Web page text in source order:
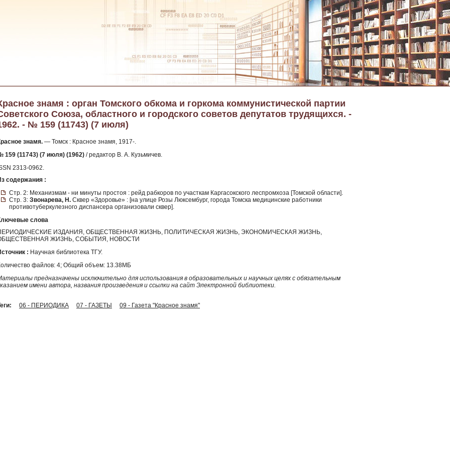
знамя : орган Томского обкома и горкома коммунистической партии
Союза, областного и городского советов депутатов трудящихся. -
- № 159 (11743) (7 июля)
знамя. — Томск : Красное знамя, 1917-.
159 (11743) (7 июля) (1962) / редактор В. А. Кузьмичев.
2313-0962.
содержания :
Стр. 2: Механизмам - ни минуты простоя : рейд рабкоров по участкам Каргасокского леспромхоза [Томской области].
Стр. 3: Звонарева, Н. Сквер «Здоровье» : [на улице Розы Люксембург, города Томска медицинские работники
противотуберкулезного диспансера организовали сквер].
слова
ИЗДАНИЯ, ОБЩЕСТВЕННАЯ ЖИЗНЬ, ПОЛИТИЧЕСКАЯ ЖИЗНЬ, ЭКОНОМИЧЕСКАЯ ЖИЗНЬ,
ЖИЗНЬ, СОБЫТИЯ, НОВОСТИ
: Научная библиотека ТГУ.
файлов: 4; Общий объем: 13.38МБ
предназначены исключительно для использования в образовательных и научных целях с обязательным
имени автора, названия произведения и ссылки на сайт Электронной библиотеки.
06 - ПЕРИОДИКА 07 - ГАЗЕТЫ 09 - Газета "Красное знамя"